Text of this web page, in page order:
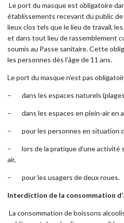
Le port du masque est obligatoire
établissements recevant du public de
lieux clos tels que le lieu de travail,
et dans tout lieu de rassemblement
soumis au Passe sanitaire. Cette
les personnes dès l’âge de 11 ans.
Le port du masque n’est pas
– dans les espaces naturels
– dans les espaces en plein-air en
– pour les personnes en situation
– lors de la pratique d’une activité
air,
– pour les usagers de deux roues.
Interdiction de la consommation
La consommation de boissons